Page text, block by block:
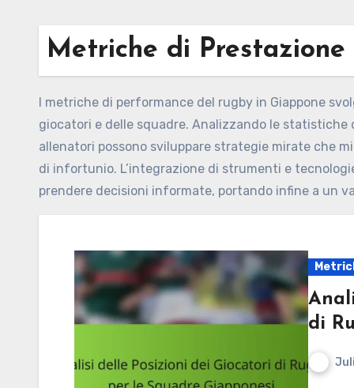
Metriche di
I metriche di performance del rugby in Giappone
giocatori e delle squadre. Analizzando le
allenatori possono sviluppare strategie mirate che
di infortunio. L’integrazione di strumenti e
prendere decisioni informate, portando infine a un
di